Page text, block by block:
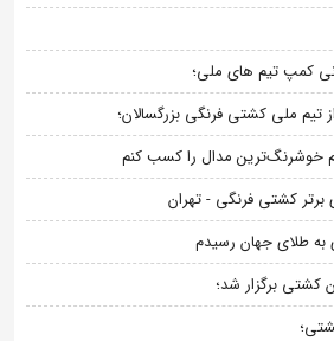
تیم ملی کشتی فرنگی بزرگسالان؛
خوشرنگ‌ترین مدال را کسب کنم
برتر کشتی فرنگی - تهران
به طلای جهان رسیدم
کشتی برگزار شد؛